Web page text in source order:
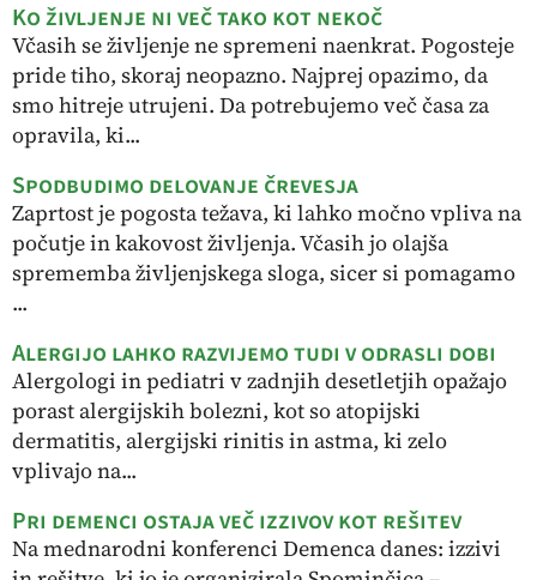
Ko življenje ni več tako kot nekoč
Včasih se življenje ne spremeni naenkrat. Pogosteje
pride tiho, skoraj neopazno. Najprej opazimo, da
smo hitreje utrujeni. Da potrebujemo več časa za
opravila, ki...
Spodbudimo delovanje črevesja
Zaprtost je pogosta težava, ki lahko močno vpliva na
počutje in kakovost življenja. Včasih jo olajša
sprememba življenjskega sloga, sicer si pomagamo
...
Alergijo lahko razvijemo tudi v odrasli dobi
Alergologi in pediatri v zadnjih desetletjih opažajo
porast alergijskih bolezni, kot so atopijski
dermatitis, alergijski rinitis in astma, ki zelo
vplivajo na...
Pri demenci ostaja več izzivov kot rešitev
Na mednarodni konferenci Demenca danes: izzivi